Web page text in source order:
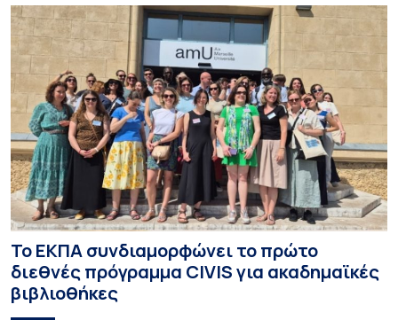
Το ΕΚΠΑ συνδιαμορφώνει το πρώτο
διεθνές πρόγραμμα CIVIS για ακαδημαϊκές
βιβλιοθήκες